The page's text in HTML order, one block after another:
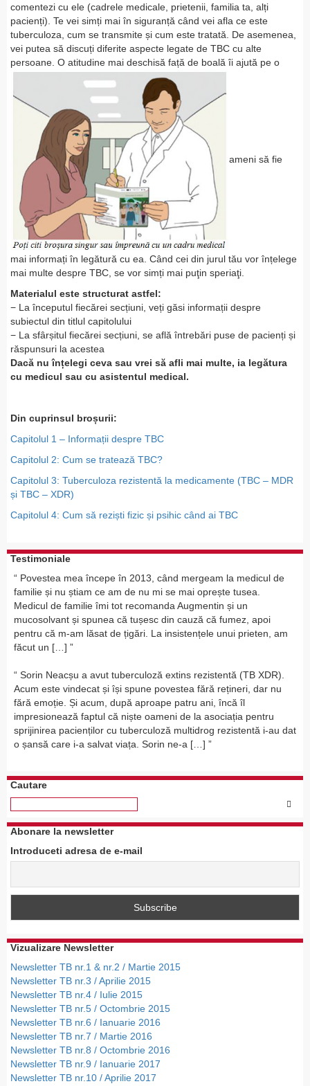
comentezi cu ele (cadrele medicale, prietenii, familia ta, alți
pacienți). Te vei simți mai în siguranță când vei afla ce este
tuberculoza, cum se transmite și cum este tratată. De asemenea,
vei putea să discuți diferite aspecte legate de TBC cu alte
persoane. O atitudine mai deschisă față de boală îi ajută pe o
ameni să fie
mai informați în legătură cu ea. Când cei din jurul tău vor înțelege
mai multe despre TBC, se vor simți mai puţin speriaţi.
Materialul este structurat astfel:
− La începutul fiecărei secțiuni, veți găsi informații despre
subiectul din titlul capitolului
− La sfârșitul fiecărei secțiuni, se află întrebări puse de pacienți și
răspunsuri la acestea
Dacă nu înțelegi ceva sau vrei să afli mai multe, ia legătura
cu medicul sau cu asistentul medical.
Din cuprinsul broșurii:
Capitolul 1 – Informații despre TBC
Capitolul 2: Cum se tratează TBC?
Capitolul 3: Tuberculoza rezistentă la medicamente (TBC – MDR
și TBC – XDR)
Capitolul 4: Cum să reziști fizic și psihic când ai TBC
Testimoniale
Povestea mea începe în 2013, când mergeam la medicul de
familie și nu știam ce am de nu mi se mai oprește tusea.
Medicul de familie îmi tot recomanda Augmentin și un
mucosolvant și spunea că tușesc din cauză că fumez, apoi
pentru că m-am lăsat de țigări. La insistențele unui prieten, am
făcut un […]
Sorin Neacșu a avut tuberculoză extins rezistentă (TB XDR).
Acum este vindecat și își spune povestea fără rețineri, dar nu
fără emoție. Și acum, după aproape patru ani, încă îl
impresionează faptul că niște oameni de la asociația pentru
sprijinirea pacienților cu tuberculoză multidrog rezistentă i-au dat
o șansă care i-a salvat viața. Sorin ne-a […]
Cautare
Abonare la newsletter
Introduceti adresa de e-mail
Vizualizare Newsletter
Newsletter TB nr.1 & nr.2 / Martie 2015
Newsletter TB nr.3 / Aprilie 2015
Newsletter TB nr.4 / Iulie 2015
Newsletter TB nr.5 / Octombrie 2015
Newsletter TB nr.6 / Ianuarie 2016
Newsletter TB nr.7 / Martie 2016
Newsletter TB nr.8 / Octombrie 2016
Newsletter TB nr.9 / Ianuarie 2017
Newsletter TB nr.10 / Aprilie 2017